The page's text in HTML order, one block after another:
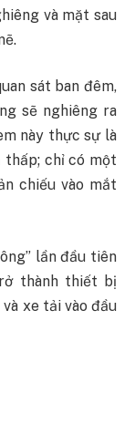
và mặt sau
sát ban đêm,
sẽ nghiêng ra
này thực sự là
thấp; chỉ có một
chiếu vào mắt
lần đầu tiên
thành thiết bị
xe tải vào đầu